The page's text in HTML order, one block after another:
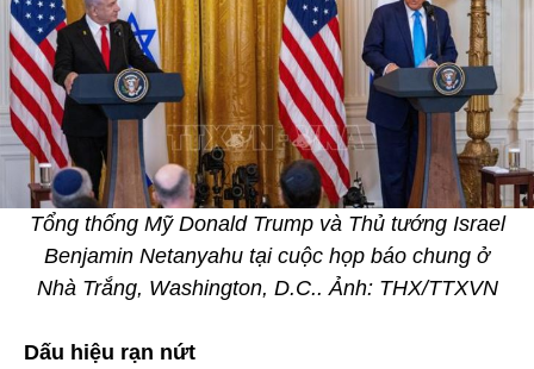
Tổng thống Mỹ Donald Trump và Thủ tướng Israel
Benjamin Netanyahu tại cuộc họp báo chung ở
Nhà Trắng, Washington, D.C.. Ảnh: THX/TTXVN
Dấu hiệu rạn nứt